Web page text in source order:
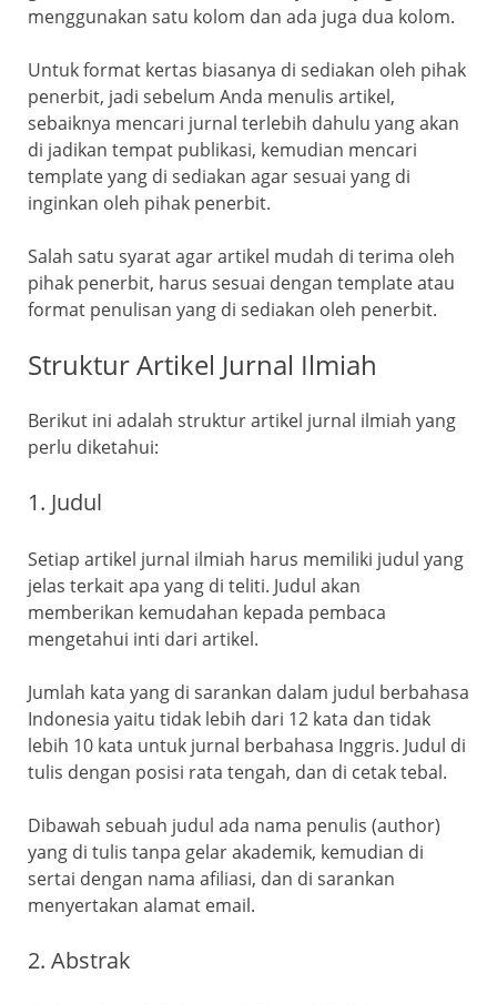
menggunakan satu kolom dan ada juga dua kolom.
Untuk format kertas biasanya di sediakan oleh pihak
penerbit, jadi sebelum Anda menulis artikel,
sebaiknya mencari jurnal terlebih dahulu yang akan
di jadikan tempat publikasi, kemudian mencari
template yang di sediakan agar sesuai yang di
inginkan oleh pihak penerbit.
Salah satu syarat agar artikel mudah di terima oleh
pihak penerbit, harus sesuai dengan template atau
format penulisan yang di sediakan oleh penerbit.
Struktur Artikel Jurnal Ilmiah
Berikut ini adalah struktur artikel jurnal ilmiah yang
perlu diketahui:
1. Judul
Setiap artikel jurnal ilmiah harus memiliki judul yang
jelas terkait apa yang di teliti. Judul akan
memberikan kemudahan kepada pembaca
mengetahui inti dari artikel.
Jumlah kata yang di sarankan dalam judul berbahasa
Indonesia yaitu tidak lebih dari 12 kata dan tidak
lebih 10 kata untuk jurnal berbahasa Inggris. Judul di
tulis dengan posisi rata tengah, dan di cetak tebal.
Dibawah sebuah judul ada nama penulis (author)
yang di tulis tanpa gelar akademik, kemudian di
sertai dengan nama afiliasi, dan di sarankan
menyertakan alamat email.
2. Abstrak